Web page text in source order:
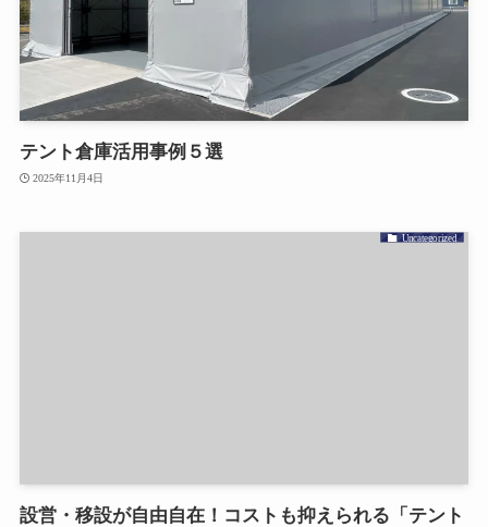
テント倉庫活用事例５選
2025年11月4日
Uncategorized
設営・移設が自由自在！コストも抑えられる「テント